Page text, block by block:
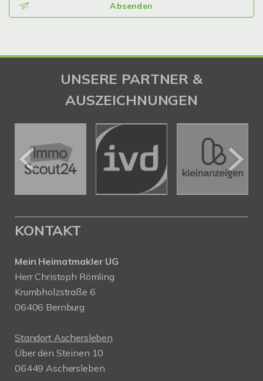
Absenden
UNSERE PARTNER &
AUSZEICHNUNGEN
KONTAKT
Mein Heimatmakler UG
Herr Christoph Römling
Krumbholzstraße 6
06406 Bernburg
Standort Aschersleben
Über den Steinen 10
06449 Aschersleben